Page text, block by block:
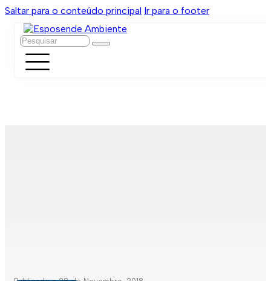
Saltar para o conteúdo principal Ir para o footer
Pesquisar